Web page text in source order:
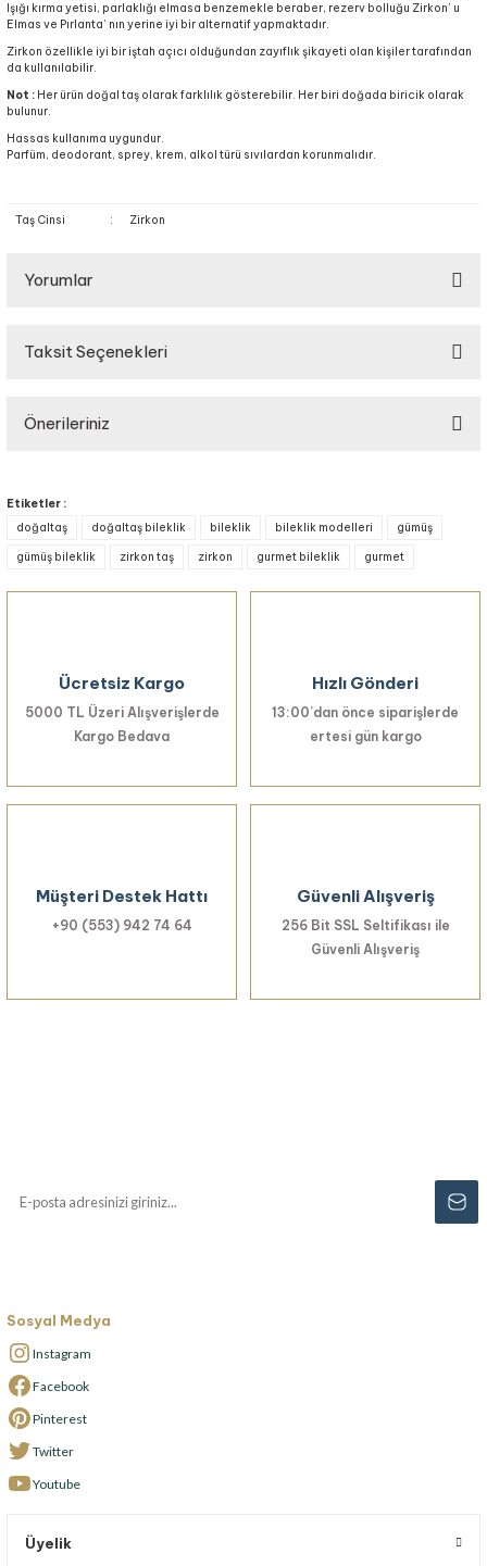
Işığı kırma yetisi, parlaklığı elmasa benzemekle beraber, rezerv bolluğu Zirkon’ u
Elmas ve Pırlanta’ nın yerine iyi bir alternatif yapmaktadır.
Zirkon özellikle iyi bir iştah açıcı olduğundan zayıflık şikayeti olan kişiler tarafından
da kullanılabilir.
Not : Her ürün doğal taş olarak farklılık gösterebilir. Her biri doğada biricik olarak
bulunur.
Hassas kullanıma uygundur.
Parfüm, deodorant, sprey, krem, alkol türü sıvılardan korunmalıdır.
Taş Cinsi : Zirkon
Yorumlar
Taksit Seçenekleri
Önerileriniz
Görüş ve önerileriniz için teşekkür ederiz.
Ürün resmi kalitesiz, bozuk veya görüntülenemiyor.
Ürün fiyatı diğer sitelerden daha pahalı.
Bu ürüne benzer farklı alternatifler olmalı.
Etiketler :
doğaltaş
doğaltaş bileklik bileklik bileklik modelleri gümüş
gümüş bileklik zirkon taş zirkon gurmet bileklik gurmet
Ücretsiz Kargo
5000 TL Üzeri Alışverişlerde
Kargo Bedava
Hızlı Gönderi
13:00’dan önce siparişlerde
ertesi gün kargo
Müşteri Destek Hattı
+90 (553) 942 74 64
Güvenli Alışveriş
256 Bit SSL Seltifikası ile
Güvenli Alışveriş
Sosyal Medya
Instagram
Facebook
Pinterest
Twitter
Youtube
Üyelik